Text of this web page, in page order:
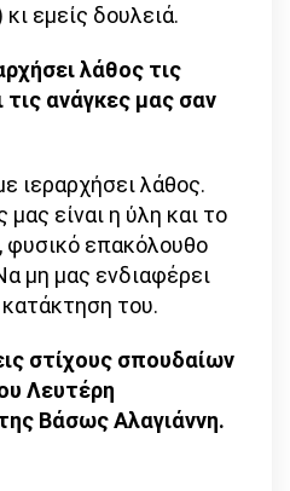
εμείς δουλειά.
λάθος τις
ανάγκες μας σαν
ιεραρχήσει λάθος.
είναι η ύλη και το
φυσικό επακόλουθο
μη μας ενδιαφέρει
του.
στίχους σπουδαίων
Λευτέρη
Βάσως Αλαγιάννη.